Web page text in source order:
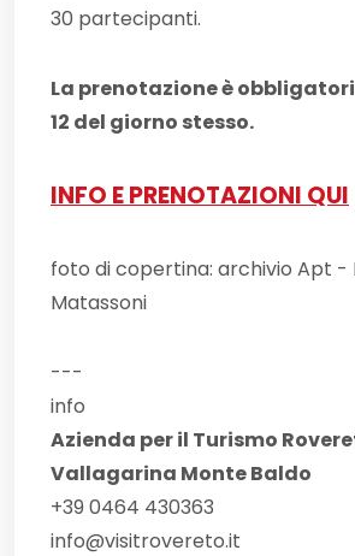
30 partecipanti.
La prenotazione è
12 del giorno stesso.
INFO E PRENOTAZIONI QUI
foto di copertina: archivio Apt -
Matassoni
---
info
Azienda per il Turismo
Vallagarina Monte Baldo
+39 0464 430363
info@visitrovereto.it